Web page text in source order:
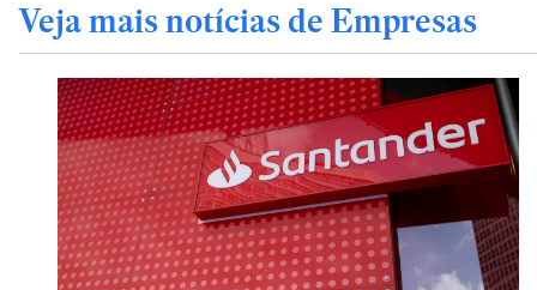
Veja mais notícias de Empresas